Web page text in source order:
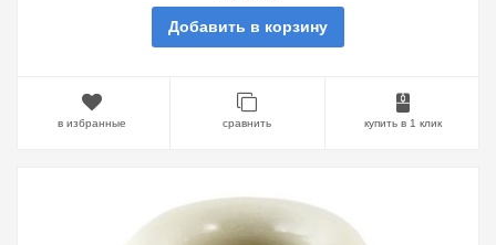
Добавить в корзину
в избранные сравнить купить в 1 клик